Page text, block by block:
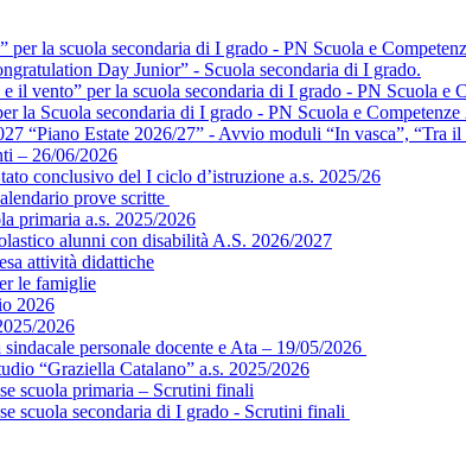
la scuola secondaria di I grado - PN Scuola e
Day Junior” - Scuola secondaria di I grado.
vento” per la scuola secondaria di I grado - PN Scuola e
la Scuola secondaria di I grado - PN Scuola e Competenze
“Piano Estate 2026/27” - Avvio moduli “In vasca”, “Tra
– 26/06/2026
conclusivo del I ciclo d’istruzione a.s. 2025/26
prove scritte
primaria a.s. 2025/2026
alunni con disabilità A.S. 2026/2027
attività didattiche
le famiglie
2026
2026
personale docente e Ata – 19/05/2026
“Graziella Catalano” a.s. 2025/2026
scuola primaria – Scrutini finali
scuola secondaria di I grado - Scrutini finali